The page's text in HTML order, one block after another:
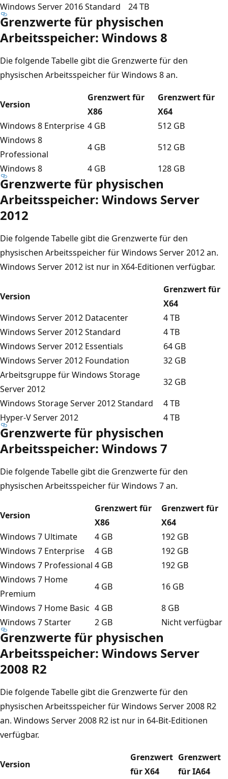
Windows Server 2016 Standard
24 TB
Grenzwerte für physischen
Arbeitsspeicher: Windows 8
Die folgende Tabelle gibt die Grenzwerte für den
physischen Arbeitsspeicher für Windows 8 an.
Version
Grenzwert für
X86
Grenzwert für
X64
Windows 8 Enterprise 4 GB
512 GB
Windows 8
Professional
4 GB
512 GB
Windows 8
4 GB 128 GB
Grenzwerte für physischen
Arbeitsspeicher: Windows Server
2012
Die folgende Tabelle gibt die Grenzwerte für den
physischen Arbeitsspeicher für Windows Server 2012 an.
Windows Server 2012 ist nur in X64-Editionen verfügbar.
Version
Grenzwert für
X64
Windows Server 2012 Datacenter
4 TB
Windows Server 2012 Standard
4 TB
Windows Server 2012 Essentials
64 GB
Windows Server 2012 Foundation
32 GB
Arbeitsgruppe für Windows Storage
Server 2012
32 GB
Windows Storage Server 2012 Standard
4 TB
Hyper-V Server 2012
4 TB
Grenzwerte für physischen
Arbeitsspeicher: Windows 7
Die folgende Tabelle gibt die Grenzwerte für den
physischen Arbeitsspeicher für Windows 7 an.
Version
Grenzwert für
X86
Grenzwert für
X64
Windows 7 Ultimate
4 GB
192 GB
Windows 7 Enterprise
4 GB
192 GB
Windows 7 Professional 4 GB
192 GB
Windows 7 Home
Premium
4 GB
16 GB
Windows 7 Home Basic 4 GB
8 GB
Windows 7 Starter
2 GB Nicht verfügbar
Grenzwerte für physischen
Arbeitsspeicher: Windows Server
2008 R2
Die folgende Tabelle gibt die Grenzwerte für den
physischen Arbeitsspeicher für Windows Server 2008 R2
an. Windows Server 2008 R2 ist nur in 64-Bit-Editionen
verfügbar.
Version
Grenzwert
für X64
Grenzwert
für IA64